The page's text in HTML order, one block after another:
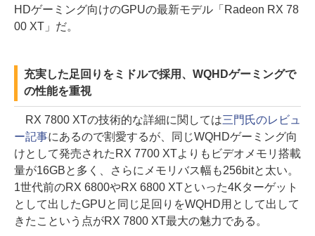
HDゲーミング向けのGPUの最新モデル「Radeon RX 78
00 XT」だ。
充実した足回りをミドルで採用、WQHDゲーミングで
の性能を重視
RX 7800 XTの技術的な詳細に関しては三門氏のレビュ
ー記事にあるので割愛するが、同じWQHDゲーミング向
けとして発売されたRX 7700 XTよりもビデオメモリ搭載
量が16GBと多く、さらにメモリバス幅も256bitと太い。
1世代前のRX 6800やRX 6800 XTといった4Kターゲット
として出したGPUと同じ足回りをWQHD用として出して
きたこという点がRX 7800 XT最大の魅力である。